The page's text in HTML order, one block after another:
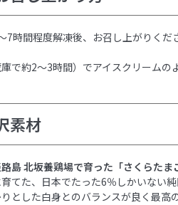
7時間程度解凍後、お召し上がりく
で約2〜3時間）でアイスクリームの
素材
島 北坂養鶏場で育った「さくらたま
てた、日本でたった6％しかいない
とした白身とのバランスが良く最高